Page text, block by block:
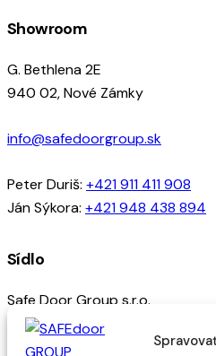
Showroom
G. Bethlena 2E
940 02, Nové Zámky
info@safedoorgroup.sk
Peter Duriš: +421 911 411 908
Ján Sýkora: +421 948 438 894
Sídlo
Safe Door Group s.r.o.
Cyrilometódska 5796/25
94002, Nové Zámky